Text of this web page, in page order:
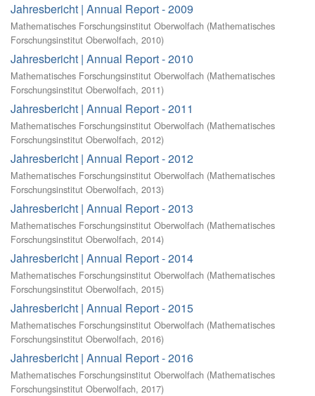
Jahresbericht | Annual Report - 2009
Mathematisches Forschungsinstitut Oberwolfach (Mathematisches
Forschungsinstitut Oberwolfach, 2010)
Jahresbericht | Annual Report - 2010
Mathematisches Forschungsinstitut Oberwolfach (Mathematisches
Forschungsinstitut Oberwolfach, 2011)
Jahresbericht | Annual Report - 2011
Mathematisches Forschungsinstitut Oberwolfach (Mathematisches
Forschungsinstitut Oberwolfach, 2012)
Jahresbericht | Annual Report - 2012
Mathematisches Forschungsinstitut Oberwolfach (Mathematisches
Forschungsinstitut Oberwolfach, 2013)
Jahresbericht | Annual Report - 2013
Mathematisches Forschungsinstitut Oberwolfach (Mathematisches
Forschungsinstitut Oberwolfach, 2014)
Jahresbericht | Annual Report - 2014
Mathematisches Forschungsinstitut Oberwolfach (Mathematisches
Forschungsinstitut Oberwolfach, 2015)
Jahresbericht | Annual Report - 2015
Mathematisches Forschungsinstitut Oberwolfach (Mathematisches
Forschungsinstitut Oberwolfach, 2016)
Jahresbericht | Annual Report - 2016
Mathematisches Forschungsinstitut Oberwolfach (Mathematisches
Forschungsinstitut Oberwolfach, 2017)